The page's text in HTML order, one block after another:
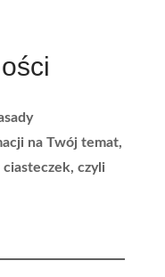
na Twój temat,
czyli